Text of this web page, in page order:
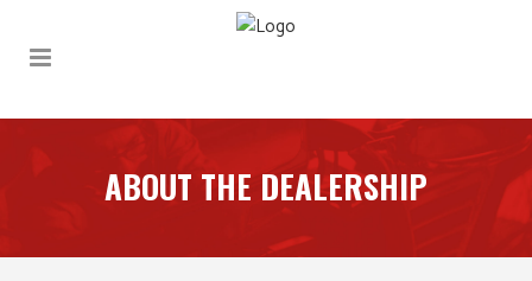
ABOUT THE DEALERSHIP